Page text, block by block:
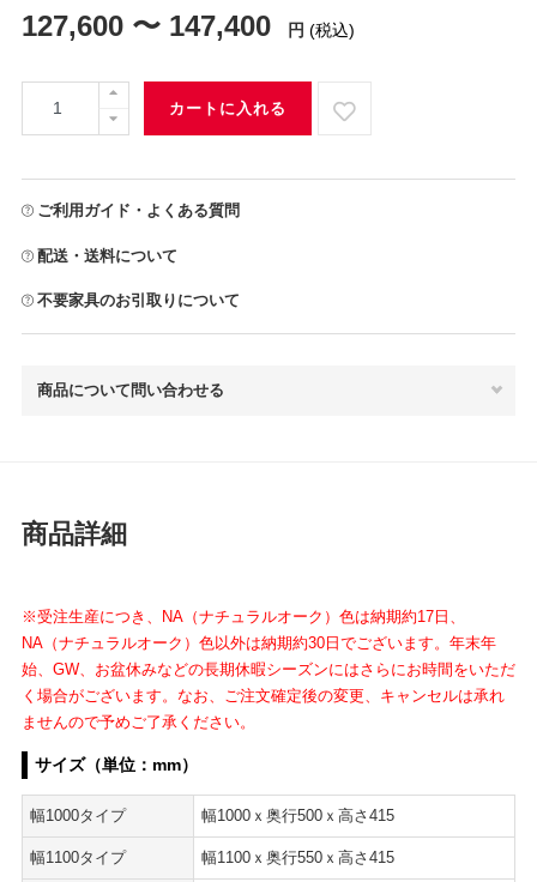
127,600 〜 147,400 円 (税込)
カートに入れる
ご利用ガイド・よくある質問
配送・送料について
不要家具のお引取りについて
商品について問い合わせる
商品詳細
※受注生産につき、NA（ナチュラルオーク）色は納期約17日、
NA（ナチュラルオーク）色以外は納期約30日でございます。年末年
始、GW、お盆休みなどの長期休暇シーズンにはさらにお時間をいただ
く場合がございます。なお、ご注文確定後の変更、キャンセルは承れ
ませんので予めご了承ください。
サイズ（単位：mm）
幅1000タイプ 幅1000ｘ奥行500ｘ高さ415
幅1100タイプ 幅1100ｘ奥行550ｘ高さ415